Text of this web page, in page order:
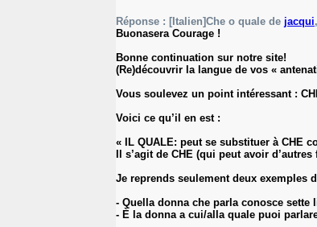
Réponse : [Italien]Che o quale de jacqui
Buonasera Courage !
Bonne continuation sur notre site!
(Re)découvrir la langue de vos «
Vous soulevez un point intéressant :
Voici ce qu’il en est :
« IL QUALE: peut se substituer à CHE
Il s’agit de CHE (qui peut avoir
Je reprends seulement deux exemples
- Quella donna che parla conosce sette
- È la donna a cui/alla quale puoi